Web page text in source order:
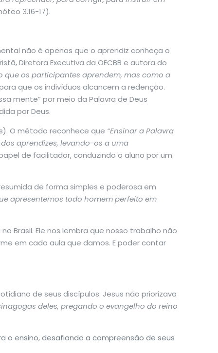
3.16-17).
não é apenas que o aprendiz conheça o
Diretora Executiva da OECBB e autora do
que os participantes aprendem, mas como a
que os indivíduos alcancem a redenção.
mente” por meio da Palavra de Deus
por Deus.
O método reconhece que “Ensinar a Palavra
aprendizes, levando-os a uma
de facilitador, conduzindo o aluno por um
de forma simples e poderosa em
apresentemos todo homem perfeito em
Brasil. Ele nos lembra que nosso trabalho não
em cada aula que damos. E poder contar
de seus discípulos. Jesus não priorizava
deles, pregando o evangelho do reino
o ensino, desafiando a compreensão de seus